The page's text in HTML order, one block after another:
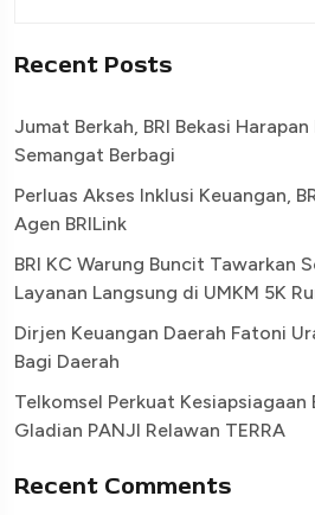
Recent Posts
Jumat Berkah, BRI Bekasi
Semangat Berbagi
Perluas Akses Inklusi Keuangan,
Agen BRILink
BRI KC Warung Buncit Tawarkan
Layanan Langsung di UMKM 5K
Dirjen Keuangan Daerah Fatoni
Bagi Daerah
Telkomsel Perkuat Kesiapsiagaan
Gladian PANJI Relawan TERRA
Recent Comments